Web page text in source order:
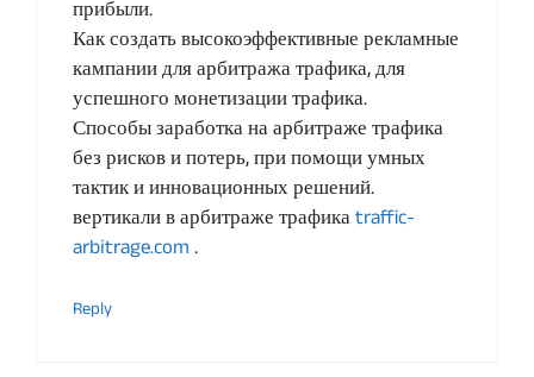
прибыли.
Как создать высокоэффективные рекламные
кампании для арбитража трафика, для
успешного монетизации трафика.
Способы заработка на арбитраже трафика
без рисков и потерь, при помощи умных
тактик и инновационных решений.
вертикали в арбитраже трафикаtraffic-
arbitrage.com.
Reply